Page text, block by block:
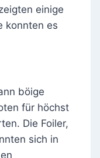
einige
konnten es
böige
für höchst
Die Foiler,
sich in